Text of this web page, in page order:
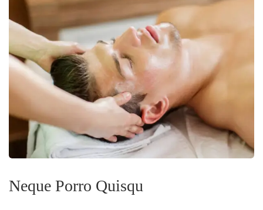
Neque Porro Quisqu